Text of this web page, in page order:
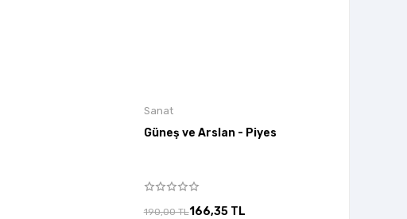
Sanat
Güneş ve Arslan - Piyes
190,00 TL166,35 TL